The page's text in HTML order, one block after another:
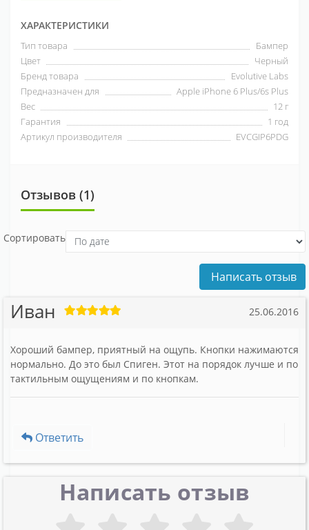
ХАРАКТЕРИСТИКИ
Тип товара
Бампер
Цвет
Черный
Бренд товара
Evolutive Labs
Предназначен для
Apple iPhone 6 Plus/6s Plus
Вес
12 г
Гарантия
1 год
Артикул производителя
EVCGIP6PDG
Отзывов (1)
Сортировать
Написать отзыв
Иван 25.06.2016
Хороший бампер, приятный на ощупь. Кнопки нажимаются
нормально. До это был Спиген. Этот на порядок лучше и по
тактильным ощущениям и по кнопкам.
Ответить
Написать отзыв